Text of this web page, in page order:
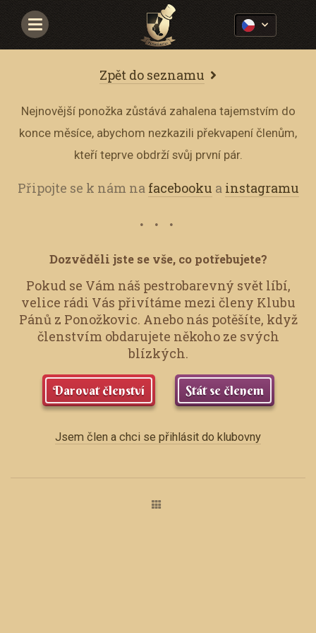
Navigace
Zpět do seznamu
Nejnovější ponožka zůstává zahalena tajemstvím do
konce měsíce, abychom nezkazili překvapení členům,
kteří teprve obdrží svůj první pár.
Připojte se k nám na facebooku a instagramu
Dozvěděli jste se vše, co potřebujete?
Pokud se Vám náš pestrobarevný svět líbí,
velice rádi Vás přivítáme mezi členy Klubu
Pánů z Ponožkovic. Anebo nás potěšíte, když
členstvím obdarujete někoho ze svých
blízkých.
Darovat členství Stát se členem
Jsem člen a chci se přihlásit do klubovny